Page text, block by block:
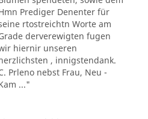
Prediger Denenter für
rtostreichtn Worte am
derverewigten fugen
hiernir unseren
, innigstendank.
Prleno nebst Frau, Neu -
..."